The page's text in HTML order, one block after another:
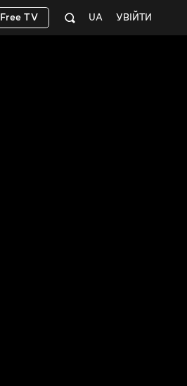
УВІЙТИ
UA
Free TV